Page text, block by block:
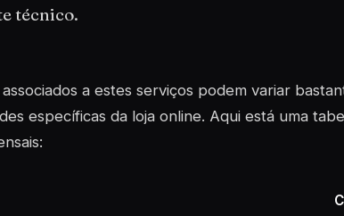
técnico.
a estes serviços podem variar
específicas da loja online. Aqui está uma